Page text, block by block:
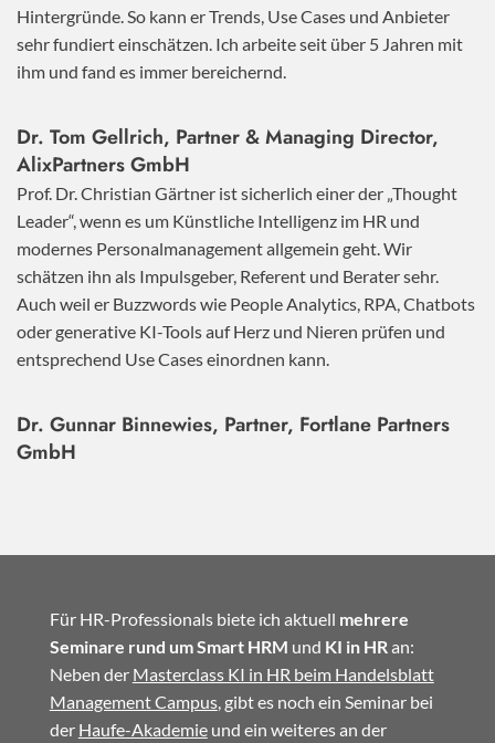
Hintergründe. So kann er Trends, Use Cases und Anbieter
sehr fundiert einschätzen. Ich arbeite seit über 5 Jahren mit
ihm und fand es immer bereichernd.
Dr. Tom Gellrich, Partner & Managing Director,
AlixPartners GmbH
Prof. Dr. Christian Gärtner ist sicherlich einer der „Thought
Leader“, wenn es um Künstliche Intelligenz im HR und
modernes Personalmanagement allgemein geht. Wir
schätzen ihn als Impulsgeber, Referent und Berater sehr.
Auch weil er Buzzwords wie People Analytics, RPA, Chatbots
oder generative KI-Tools auf Herz und Nieren prüfen und
entsprechend Use Cases einordnen kann.
Dr. Gunnar Binnewies, Partner, Fortlane Partners
GmbH
Für HR-Professionals biete ich aktuell mehrere
Seminare rund um Smart HRM und KI in HR an:
Neben der Masterclass KI in HR beim Handelsblatt
Management Campus, gibt es noch ein Seminar bei
der Haufe-Akademieund ein weiteres an der